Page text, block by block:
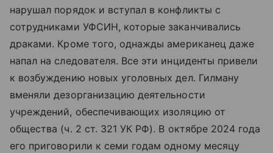
нарушал порядок и вступал в конфликты с
сотрудниками УФСИН, которые заканчивались
драками. Кроме того, однажды американец даже
напал на следователя. Все эти инциденты привели
к возбуждению новых уголовных дел. Гилману
вменяли дезорганизацию деятельности
учреждений, обеспечивающих изоляцию от
общества (ч. 2 ст. 321 УК РФ). В октябре 2024 года
его приговорили к семи годам одному месяцу